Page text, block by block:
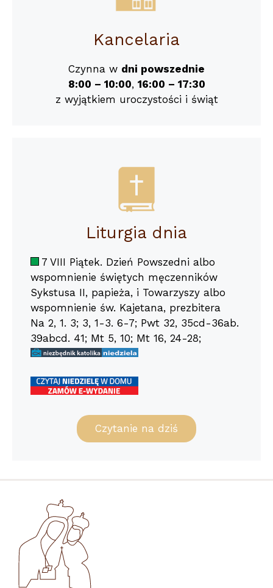
Kancelaria
Czynna w dni powszednie
8:00 – 10:00, 16:00 – 17:30
z wyjątkiem uroczystości i świąt
Liturgia dnia
7 VIII Piątek. Dzień Powszedni albo
wspomnienie świętych męczenników
Sykstusa II, papieża, i Towarzyszy albo
wspomnienie św. Kajetana, prezbitera
Na 2, 1. 3; 3, 1-3. 6-7; Pwt 32, 35cd-36ab.
39abcd. 41; Mt 5, 10; Mt 16, 24-28;
Czytanie na dziś